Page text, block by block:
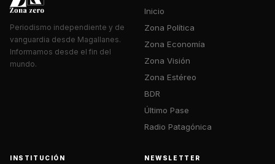
Periodismo independiente y de
vanguardia desde Magallanes.
Informamos desde el fin del
mundo.
Inicio
Zona Política
Zona Economía
Zona Visión
Zona Estéreo
BDR
Último Pase
Radio Patagónica
INSTITUCIÓN NEWSLETTER